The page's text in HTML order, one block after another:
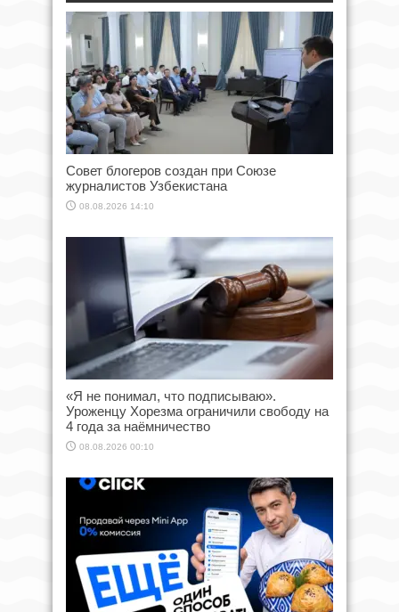
Совет блогеров создан при Союзе
журналистов Узбекистана
08.08.2026 14:10
«Я не понимал, что подписываю».
Уроженцу Хорезма ограничили свободу на
4 года за наёмничество
08.08.2026 00:10